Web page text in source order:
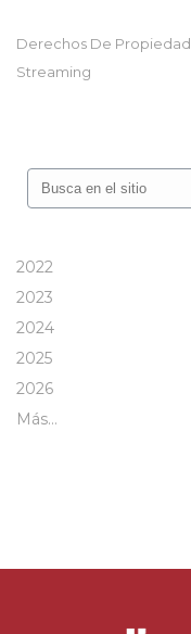
Derechos De Propiedad
Streaming
Buscar
2022
2023
2024
2025
2026
Más…